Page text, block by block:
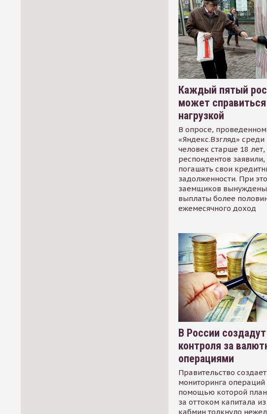
Каждый пятый
может
нагрузкой
В опросе,
«Яндекс.Взгляд» среди
человек старше 18 лет,
респондентов заявили,
погашать свои
задолженности. При
заемщиков вынуждены
выплаты более
ежемесячного доход
В России
контроля за
операциями
Правительство
мониторинга операций
помощью которой
за оттоком капитала
кабмин толкнуло